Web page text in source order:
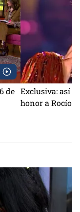
de Exclusiva: así
honor a Rocío